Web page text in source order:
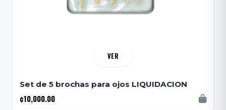
VER
Set de 5 brochas para ojos LIQUIDACION
¢10,000.00